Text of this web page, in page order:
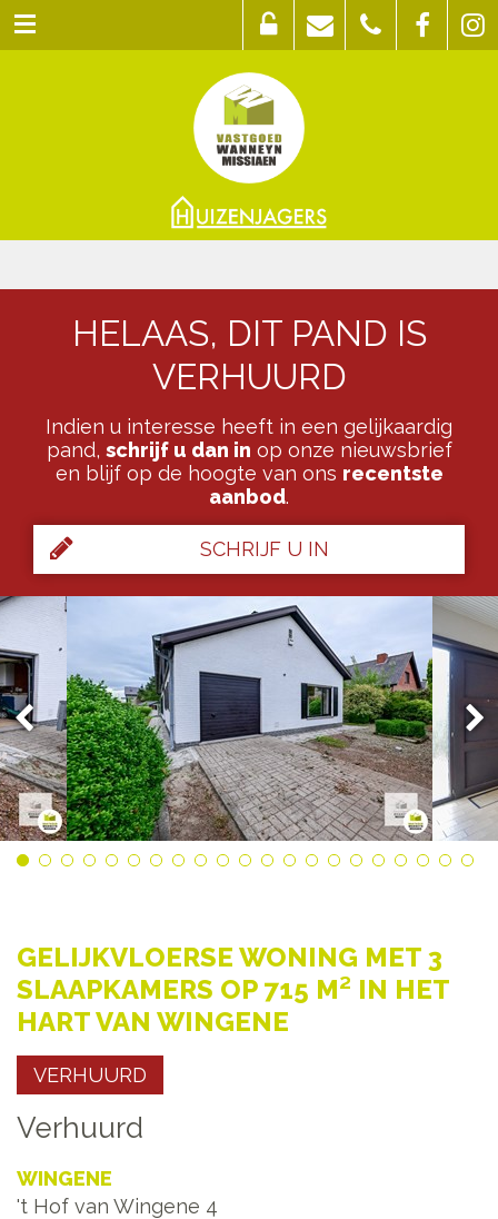
HELAAS, DIT PAND IS
VERHUURD
Indien u interesse heeft in een gelijkaardig
pand, schrijf u dan in op onze nieuwsbrief
en blijf op de hoogte van ons recentste
aanbod.
SCHRIJF U IN
GELIJKVLOERSE WONING MET 3
SLAAPKAMERS OP 715 M² IN HET
HART VAN WINGENE
VERHUURD
Verhuurd
WINGENE
't Hof van Wingene 4